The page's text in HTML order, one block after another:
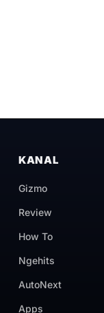
KANAL
Gizmo
Review
How To
Ngehits
AutoNext
Apps